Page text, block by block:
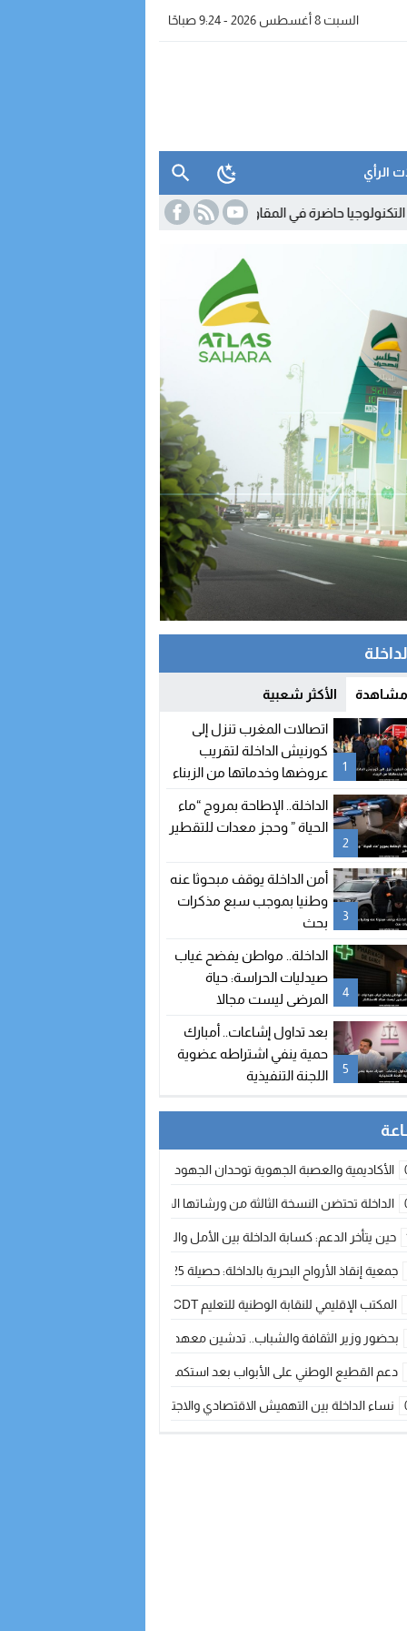
السبت 8 أغسطس 2026 - 9:24 صباحًا
الرأي
في المقاولات المغربية.. لكن استخدامها لا يزال محدودا
مشاهدة الأكثر شعبية
1
اتصالات المغرب تنزل إلى
كورنيش الداخلة لتقريب
عروضها وخدماتها من الزبناء
2
الداخلة.. الإطاحة بمروج “ماء
الحياة ” وحجز معدات للتقطير
3
أمن الداخلة يوقف مبحوثا عنه
وطنيا بموجب سبع مذكرات
بحث
4
الداخلة.. مواطن يفضح غياب
صيدليات الحراسة: حياة
المرضى ليست مجالا
5
بعد تداول إشاعات.. أمبارك
حمية ينفي اشتراطه عضوية
اللجنة التنفيذية
الأكاديمية والعصبة الجهوية توحدان الجهود لتطوير الممارسة الكروية بجهة
الداخلة تحتضن النسخة الثالثة من ورشاتها الدولية: تكوين متخصص في التراث
حين يتأخر الدعم: كسابة الداخلة بين الأمل والقلق ؟
جمعية إنقاذ الأرواح البحرية بالداخلة: حصيلة 2025 بين مهام الإنقاذ ومشروع “دار البحار”
المكتب الإقليمي للنقابة الوطنية للتعليم CDT يجتمع مع المدير الإقليمي لمناقشة ملفات جوهرية لنساء ورجال التعليم
بحضور وزير الثقافة والشباب.. تدشين معهد الموسيقى والفنون الكوريغرافية بالداخلة
دعم القطيع الوطني على الأبواب بعد استكمال الترقيم… الفلاحة المغربية
نساء الداخلة بين التهميش الاقتصادي والاجتماعي… في المؤسسات الإنتاجية